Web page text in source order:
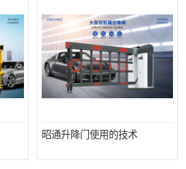
昭通升降门使用的技术